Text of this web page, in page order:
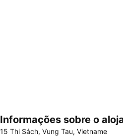
Ampliar mapa
Informações sobre o
15 Thi Sách, Vung Tau, Vietname